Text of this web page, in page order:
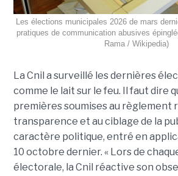
Les élections municipales 2026 de mars
pratiques de communication abusives
Rama / Wikipedia)
La Cnil a surveillé les dernières
comme le lait sur le feu. Il faut dire
premières soumises au règlement
transparence et au ciblage de la
caractère politique, entré en
10 octobre dernier. « Lors de
électorale, la Cnil réactive son